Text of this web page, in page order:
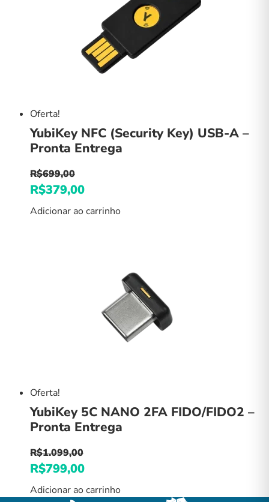
Oferta!
YubiKey NFC (Security Key) USB-A –
Pronta Entrega
R$699,00
O
preço
R$379,00O
preço
Adicionar ao carrinho
Oferta!
YubiKey 5C NANO 2FA FIDO/FIDO2 –
Pronta Entrega
R$1.099,00
O
preço
R$799,00O
preço
Adicionar ao carrinho